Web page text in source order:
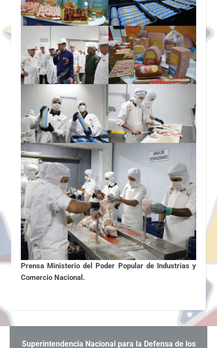
Prensa Ministerio del Poder Popular de Industrias y
Comercio Nacional.
Superintendencia Nacional para la Defensa de los